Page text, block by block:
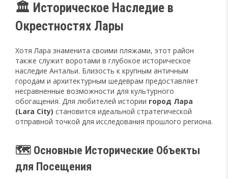
🏛️ Историческое Наследие в
Окрестностях Лары
Хотя Лара знаменита своими пляжами, этот район
также служит воротами в глубокое историческое
наследие Антальи. Близость к крупным античным
городам и архитектурным шедеврам предоставляет
несравненные возможности для культурного
обогащения. Для любителей истории город Лара
(Lara City) становится идеальной стратегической
отправной точкой для исследования прошлого региона.
🗺️ Основные Исторические Объекты
для Посещения